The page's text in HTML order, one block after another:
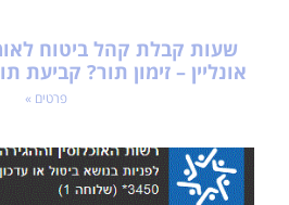
שעות קבלת קהל ביטוח
אונליין – זימון תור? קביעת
פרטים »